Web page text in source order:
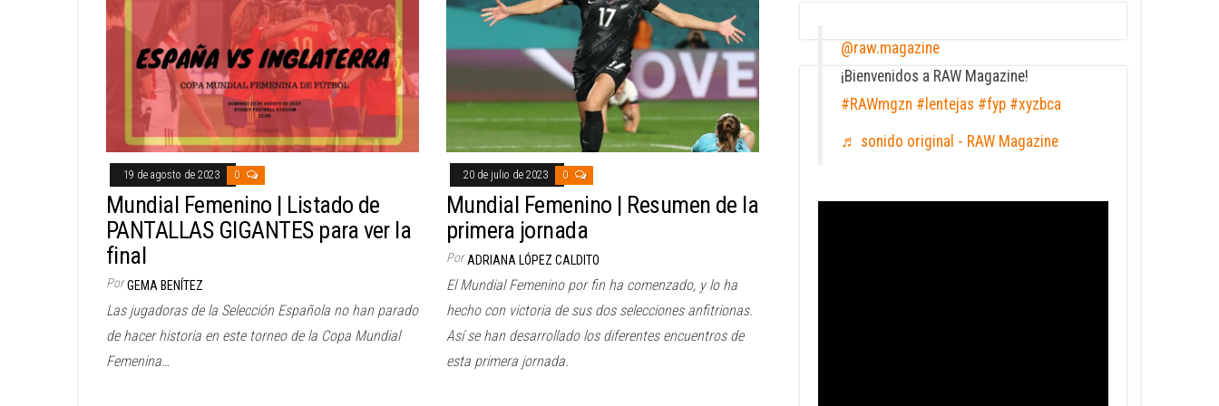
19 de agosto de 2023 0
Mundial Femenino | Listado de
PANTALLAS GIGANTES para ver la
final
Por GEMA BENÍTEZ
Las jugadoras de la Selección Española no han parado
de hacer historia en este torneo de la Copa Mundial
Femenina…
20 de julio de 2023 0
Mundial Femenino | Resumen de la
primera jornada
Por ADRIANA LÓPEZ CALDITO
El Mundial Femenino por fin ha comenzado, y lo ha
hecho con victoria de sus dos selecciones anfitrionas.
Así se han desarrollado los diferentes encuentros de
esta primera jornada.
@raw.magazine
¡Bienvenidos a RAW Magazine!
#RAWmgzn #lentejas #fyp #xyzbca
♬ sonido original - RAW Magazine